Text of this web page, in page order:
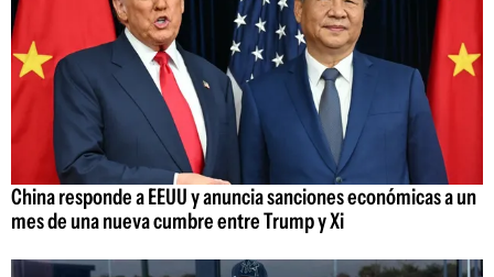
China responde a EEUU y anuncia sanciones económicas a un
mes de una nueva cumbre entre Trump y Xi